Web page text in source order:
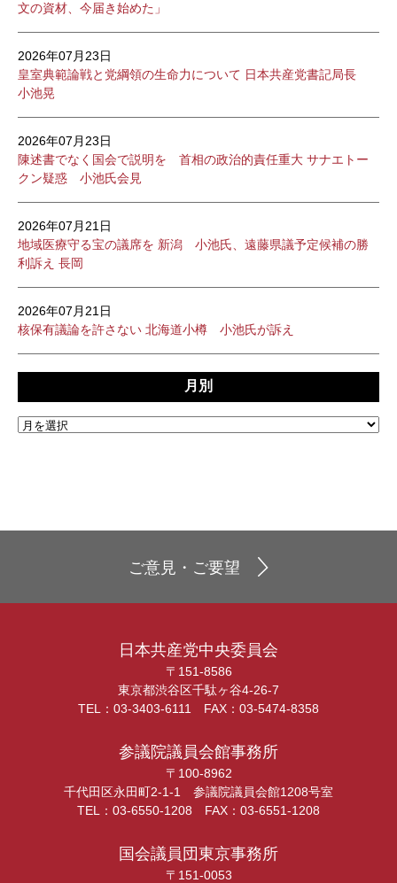
文の資材、今届き始めた」
2026年07月23日
皇室典範論戦と党綱領の生命力について 日本共産党書記局長
小池晃
2026年07月23日
陳述書でなく国会で説明を 首相の政治的責任重大 サナエトー
クン疑惑 小池氏会見
2026年07月21日
地域医療守る宝の議席を 新潟 小池氏、遠藤県議予定候補の勝
利訴え 長岡
2026年07月21日
核保有議論を許さない 北海道小樽 小池氏が訴え
月別
ご意見・ご要望
日本共産党中央委員会
〒151-8586
東京都渋谷区千駄ヶ谷4-26-7
TEL：03-3403-6111 FAX：03-5474-8358
参議院議員会館事務所
〒100-8962
千代田区永田町2-1-1 参議院議員会館1208号室
TEL：03-6550-1208 FAX：03-6551-1208
国会議員団東京事務所
〒151-0053